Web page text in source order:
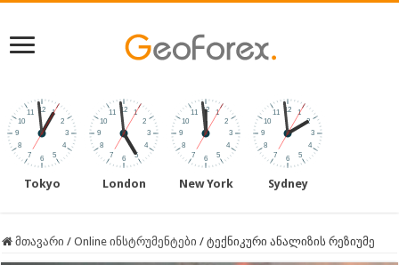
Tokyo London New York Sydney
მთავარი / Online ინსტრუმენტები / ტექნიკური ანალიზის რეზიუმე